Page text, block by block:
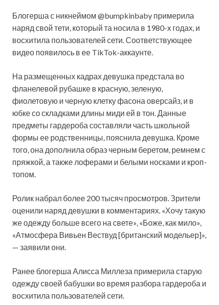
Блогерша с никнеймом @bumpkinbaby примерила
наряд свой тети, который та носила в 1980-х годах, и
восхитила пользователей сети. Соответствующее
видео появилось в ее TikTok-аккаунте.
На размещенных кадрах девушка предстала во
фланелевой рубашке в красную, зеленую,
фиолетовую и черную клетку фасона оверсайз, и в
юбке со складками длины миди ей в тон. Данные
предметы гардероба составляли часть школьной
формы ее родственницы, пояснила девушка. Кроме
того, она дополнила образ черным беретом, ремнем с
пряжкой, а также лоферами и белыми носками и кроп-
топом.
Ролик набрал более 200 тысяч просмотров. Зрители
оценили наряд девушки в комментариях. «Хочу такую
же одежду больше всего на свете», «Боже, как мило»,
«Атмосфера Вивьен Вествуд [британский модельер]»,
— заявили они.
Ранее блогерша Алисса Миллеза примерила старую
одежду своей бабушки во время разбора гардероба и
восхитила пользователей сети.